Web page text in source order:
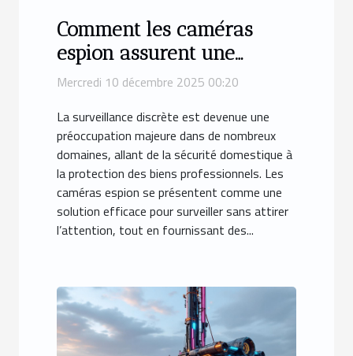
Comment les caméras
espion assurent une
surveillance efficace et
Mercredi 10 décembre 2025 00:20
La surveillance discrète est devenue une
préoccupation majeure dans de nombreux
domaines, allant de la sécurité domestique à
la protection des biens professionnels. Les
caméras espion se présentent comme une
solution efficace pour surveiller sans attirer
l’attention, tout en fournissant des...